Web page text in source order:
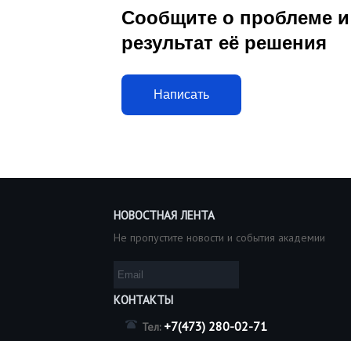
Сообщите о проблеме
результат её решения
Написать
НОВОСТНАЯ ЛЕНТА
Не пропустите новости и события академии
КОНТАКТЫ
Тел: +7(473) 280-02-71